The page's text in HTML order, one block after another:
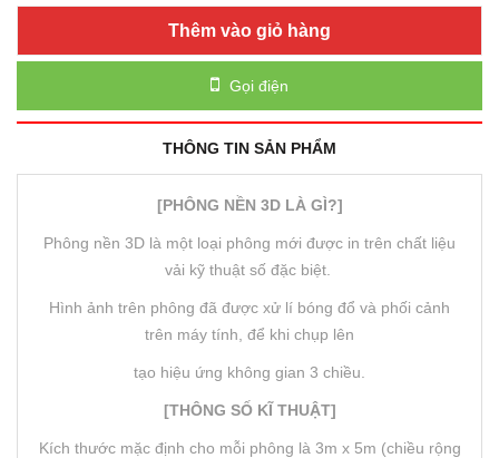
Thêm vào giỏ hàng
Gọi điện
THÔNG TIN SẢN PHẨM
[PHÔNG NỀN 3D LÀ GÌ?]
Phông nền 3D là một loại phông mới được in trên chất liệu
vải kỹ thuật số đặc biệt.
Hình ảnh trên phông đã được xử lí bóng đổ và phối cảnh
trên máy tính, để khi chụp lên
tạo hiệu ứng không gian 3 chiều.
[THÔNG SỐ KĨ THUẬT]
Kích thước mặc định cho mỗi phông là 3m x 5m (chiều rộng